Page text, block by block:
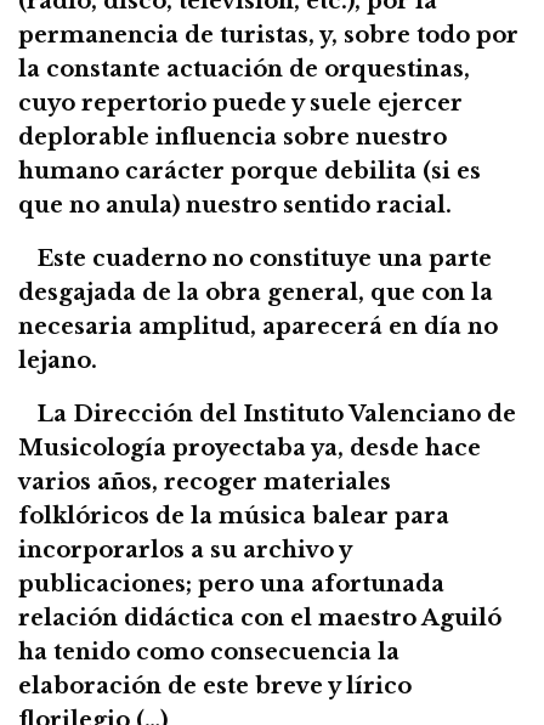
permanencia de turistas, y, sobre todo por
la constante actuación de orquestinas,
cuyo repertorio puede y suele ejercer
deplorable influencia sobre nuestro
humano carácter porque debilita (si es
que no anula) nuestro sentido racial.
Este cuaderno no constituye una parte
desgajada de la obra general, que con la
necesaria amplitud, aparecerá en día no
lejano.
La Dirección del Instituto Valenciano de
Musicología proyectaba ya, desde hace
varios años, recoger materiales
folklóricos de la música balear para
incorporarlos a su archivo y
publicaciones; pero una afortunada
relación didáctica con el maestro Aguiló
ha tenido como consecuencia la
elaboración de este breve y lírico